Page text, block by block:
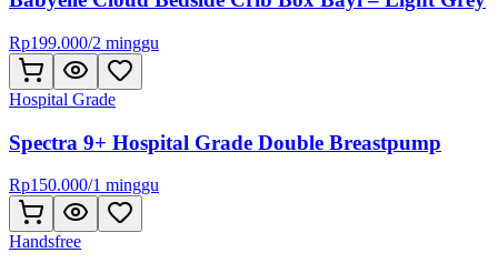
Rp199.000/2 minggu
Hospital Grade
Spectra 9+ Hospital Grade Double Breastpump
Rp150.000/1 minggu
Handsfree